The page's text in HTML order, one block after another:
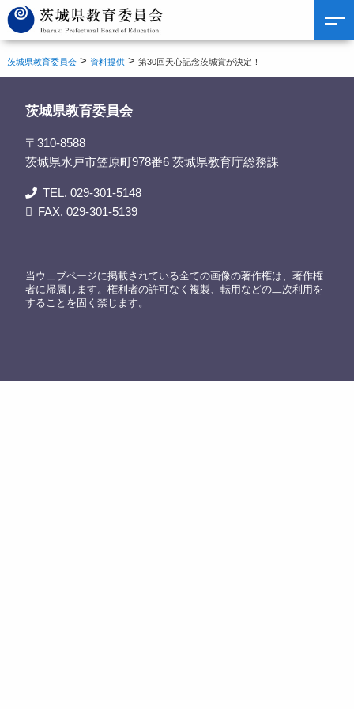
茨城県教育委員会 > 資料提供 >第30回天心記念茨城賞が決定！
茨城県教育委員会
〒310-8588
茨城県水戸市笠原町978番6 茨城県教育庁総務課
TEL. 029-301-5148
FAX. 029-301-5139
当ウェブページに掲載されている全ての画像の著作権は、著作権
者に帰属します。権利者の許可なく複製、転用などの二次利用を
することを固く禁じます。